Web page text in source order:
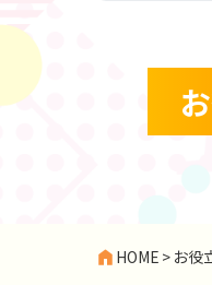
HOME > お役